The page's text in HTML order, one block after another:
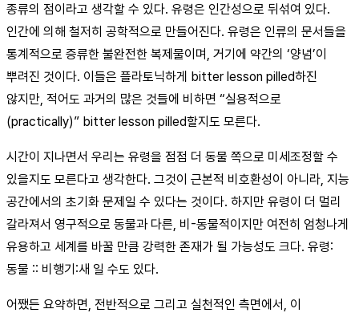
종류의 점이라고 생각할 수 있다. 유령은 인간성으로 뒤섞여 있다.
인간에 의해 철저히 공학적으로 만들어진다. 유령은 인류의 문서들을
통계적으로 증류한 불완전한 복제물이며, 거기에 약간의 ‘양념’이
뿌려진 것이다. 이들은 플라토닉하게 bitter lesson pilled하진
않지만, 적어도 과거의 많은 것들에 비하면 “실용적으로
(practically)” bitter lesson pilled할지도 모른다.
시간이 지나면서 우리는 유령을 점점 더 동물 쪽으로 미세조정할 수
있을지도 모른다고 생각한다. 그것이 근본적 비호환성이 아니라, 지능
공간에서의 초기화 문제일 수 있다는 것이다. 하지만 유령이 더 멀리
갈라져서 영구적으로 동물과 다른, 비-동물적이지만 여전히 엄청나게
유용하고 세계를 바꿀 만큼 강력한 존재가 될 가능성도 크다. 유령:
동물 :: 비행기:새 일 수도 있다.
어쨌든 요약하면, 전반적으로 그리고 실천적인 측면에서, 이